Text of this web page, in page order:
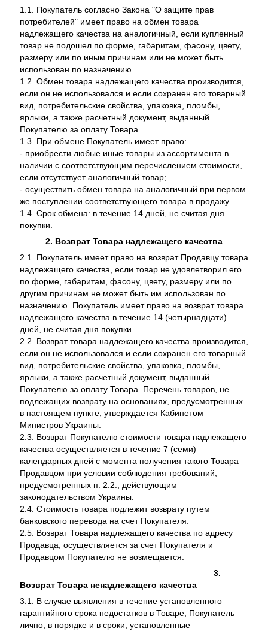
1.1. Покупатель согласно Закона "О защите прав
потребителей" имеет право на обмен товара
надлежащего качества на аналогичный, если купленный
товар не подошел по форме, габаритам, фасону, цвету,
размеру или по иным причинам или не может быть
использован по назначению.
1.2. Обмен товара надлежащего качества производится,
если он не использовался и если сохранен его товарный
вид, потребительские свойства, упаковка, пломбы,
ярлыки, а также расчетный документ, выданный
Покупателю за оплату Товара.
1.3. При обмене Покупатель имеет право:
- приобрести любые иные товары из ассортимента в
наличии с соответствующим перечислением стоимости,
если отсутствует аналогичный товар;
- осуществить обмен товара на аналогичный при первом
же поступлении соответствующего товара в продажу.
1.4. Срок обмена: в течение 14 дней, не считая дня
покупки.
2. Возврат Товара надлежащего качества
2.1. Покупатель имеет право на возврат Продавцу товара
надлежащего качества, если товар не удовлетворил его
по форме, габаритам, фасону, цвету, размеру или по
другим причинам не может быть им использован по
назначению. Покупатель имеет право на возврат товара
надлежащего качества в течение 14 (четырнадцати)
дней, не считая дня покупки.
2.2. Возврат товара надлежащего качества производится,
если он не использовался и если сохранен его товарный
вид, потребительские свойства, упаковка, пломбы,
ярлыки, а также расчетный документ, выданный
Покупателю за оплату Товара. Перечень товаров, не
подлежащих возврату на основаниях, предусмотренных
в настоящем пункте, утверждается Кабинетом
Министров Украины.
2.3. Возврат Покупателю стоимости товара надлежащего
качества осуществляется в течение 7 (семи)
календарных дней с момента получения такого Товара
Продавцом при условии соблюдения требований,
предусмотренных п. 2.2., действующим
законодательством Украины.
2.4. Стоимость товара подлежит возврату путем
банковского перевода на счет Покупателя.
2.5. Возврат Товара надлежащего качества по адресу
Продавца, осуществляется за счет Покупателя и
Продавцом Покупателю не возмещается.
3.
Возврат Товара ненадлежащего качества
3.1. В случае выявления в течение установленного
гарантийного срока недостатков в Товаре, Покупатель
лично, в порядке и в сроки, установленные